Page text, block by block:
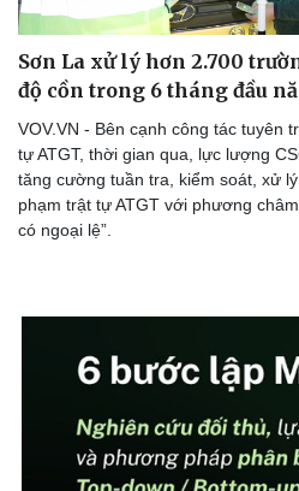
Sơn La xử lý hơn 2.700
độ cồn trong 6 tháng đầu
VOV.VN - Bên cạnh công tác tuyên
tự ATGT, thời gian qua, lực lượng
tăng cường tuần tra, kiểm soát, xử
phạm trật tự ATGT với phương
có ngoại lệ”.